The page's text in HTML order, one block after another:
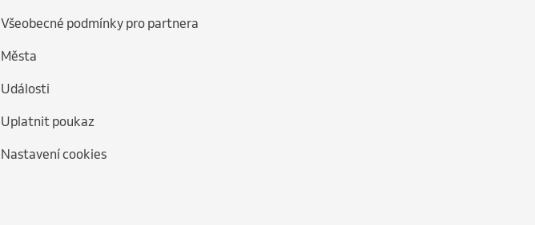
Všeobecné podmínky pro partnera
Města
Události
Uplatnit poukaz
Nastavení cookies